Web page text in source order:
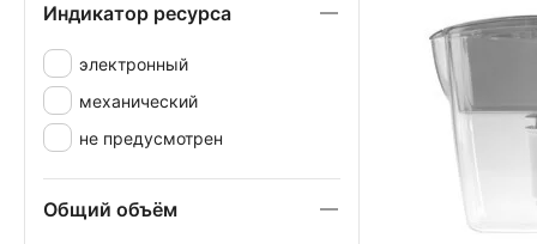
хром
чёрный
Индикатор ресурса
электронный
механический
не предусмотрен
Общий объём